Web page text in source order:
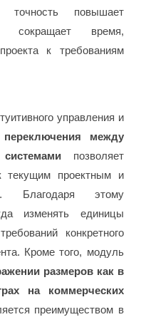
повышает
сокращает время,
к требованиям
управления и
между
позволяет
текущим проектным и
Благодаря этому
изменять единицы
конкретного
Кроме того, модуль
размеров как в
на коммерческих
преимуществом в